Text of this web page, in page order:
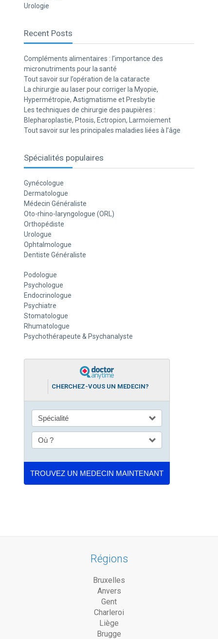
Urologie
Recent Posts
Compléments alimentaires : l’importance des
micronutriments pour la santé
Tout savoir sur l’opération de la cataracte
La chirurgie au laser pour corriger la Myopie,
Hypermétropie, Astigmatisme et Presbytie
Les techniques de chirurgie des paupières :
Blepharoplastie, Ptosis, Ectropion, Larmoiement
Tout savoir sur les principales maladies liées à l’âge
Spécialités populaires
Gynécologue
Dermatologue
Médecin Généraliste
Oto-rhino-laryngologue (ORL)
Orthopédiste
Urologue
Ophtalmologue
Dentiste Généraliste
Podologue
Psychologue
Endocrinologue
Psychiatre
Stomatologue
Rhumatologue
Psychothérapeute & Psychanalyste
CHERCHEZ-VOUS UN MEDECIN?
Régions
Bruxelles
Anvers
Gent
Charleroi
Liège
Brugge